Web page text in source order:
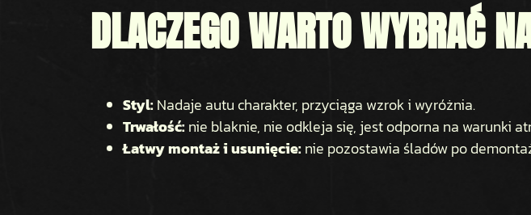
DLACZEGO WARTO WYBRAĆ
Styl:Nadaje autu charakter, przyciąga wzrok i wyróżnia.
Trwałość: nie blaknie, nie odkleja się, jest odporna na warunki
Łatwy montaż i usunięcie: nie pozostawia śladów po